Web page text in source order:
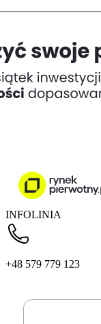
INFOLINIA
+48 579 779 123